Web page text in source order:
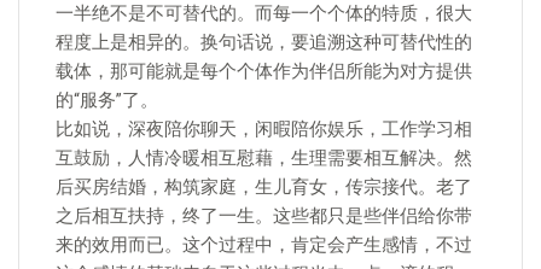
一半绝不是不可替代的。而每一个个体的特质，很大
程度上是相异的。换句话说，要追溯这种可替代性的
载体，那可能就是每个个体作为伴侣所能为对方提供
的“服务”了。
比如说，深夜陪你聊天，闲暇陪你娱乐，工作学习相
互鼓励，人情冷暖相互慰藉，生理需要相互解决。然
后买房结婚，构筑家庭，生儿育女，传宗接代。老了
之后相互扶持，终了一生。这些都只是些伴侣给你带
来的效用而已。这个过程中，肯定会产生感情，不过